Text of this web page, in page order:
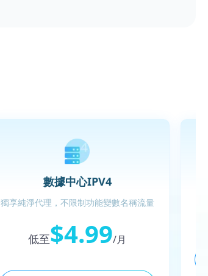
數據中心IPV4
獨享純淨代理，不限制功能變數名稱流量
低至$4.99/月